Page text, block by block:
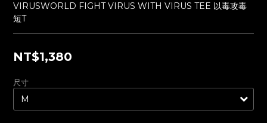
VIRUSWORLD FIGHT VIRUS WITH VIRUS TEE 以毒攻毒
短T
NT$1,380
尺寸